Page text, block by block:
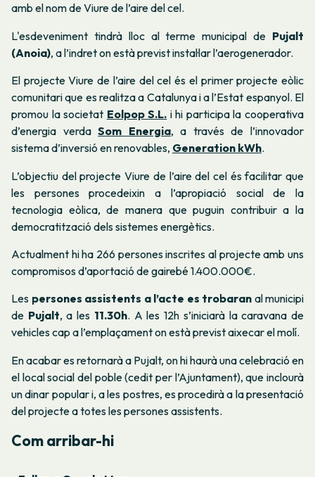
amb el nom deViure de l’aire del cel.
L'esdeveniment tindrà lloc al terme municipal de Pujalt
(Anoia), a l’indret on està previst instal·lar l’aerogenerador.
El projecteViure de l’aire del cel és el primer projecte eòlic
comunitari que es realitza a Catalunya i a l’Estat espanyol. El
promou la societat Eolpop S.L. i hi participa la cooperativa
d’energia verdaSom Energia, a través de l’innovador
sistema d’inversió en renovables, Generation kWh.
L’objectiu del projecteViure de l’aire del celés facilitar que
les persones procedeixin a l’apropiació social de la
tecnologia eòlica, de manera que puguin contribuir a la
democratització dels sistemes energètics.
Actualment hi ha 266 persones inscrites al projecte amb uns
compromisos d’aportació de gairebé 1.400.000€.
Les persones assistents a l’acte es trobaran al municipi
de Pujalt, a les 11.30h. A les 12h s’iniciarà la caravana de
vehicles cap a l’emplaçament on està previst aixecar el molí.
En acabar es retornarà a Pujalt, on hi haurà una celebració en
el local social del poble (cedit per l’Ajuntament), que inclourà
un dinar popular i, a les postres, es procedirà a la presentació
del projecte a totes les persones assistents.
Com arribar-hi